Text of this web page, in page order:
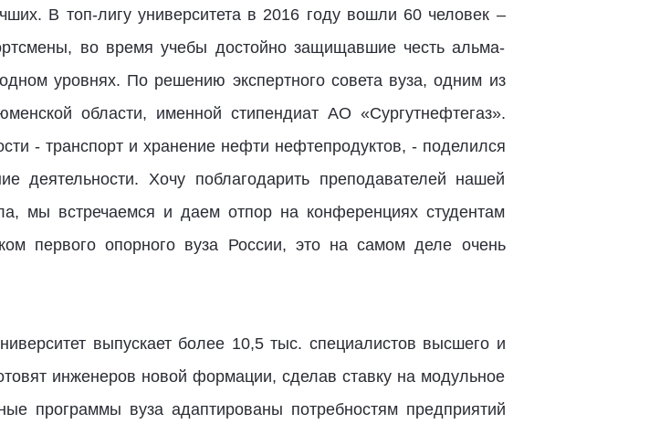
В топ-лигу университета в 2016 году вошли 60 человек –
во время учебы достойно защищавшие честь альма-
уровнях. По решению экспертного совета вуза, одним из
области, именной стипендиат АО «Сургутнефтегаз».
- транспорт и хранение нефти нефтепродуктов, - поделился
деятельности. Хочу поблагодарить преподавателей нашей
мы встречаемся и даем отпор на конференциях студентам
первого опорного вуза России, это на самом деле очень
выпускает более 10,5 тыс. специалистов высшего и
инженеров новой формации, сделав ставку на модульное
программы вуза адаптированы потребностям предприятий